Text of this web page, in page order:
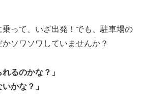
って、いざ出発！でも、駐車場の
ソワソワしていませんか？
るのかな？」
かな？」